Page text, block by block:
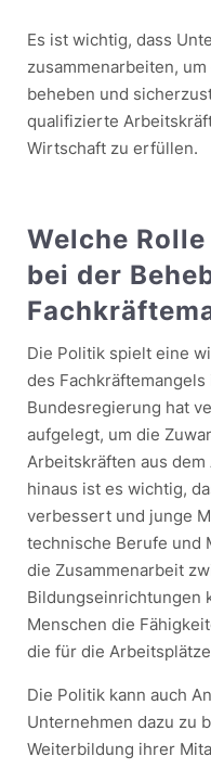
Es ist wichtig, dass
zusammenarbeiten,
beheben und
qualifizierte
Wirtschaft zu erfüllen.
Welche
bei der
Die Politik spielt eine
des
Bundesregierung hat
aufgelegt, um die
Arbeitskräften aus
hinaus ist es wichtig,
verbessert und junge
technische Berufe und
die Zusammenarbeit
Bildungseinrichtungen
Menschen die
die für die
Die Politik kann auch
Unternehmen dazu zu
Weiterbildung ihrer